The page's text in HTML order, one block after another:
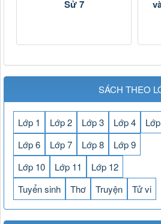
Sử 7
SÁCH THEO
Lớp 1 Lớp 2 Lớp 3 Lớp 4
Lớp 6
Lớp 7 Lớp 8
Lớp 9
Lớp 10
Lớp 11
Lớp 12
Tuyển sinh
Thơ Truyện Tử vi